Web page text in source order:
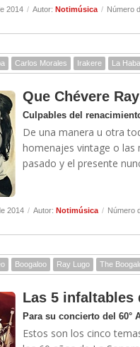
2014 / Autor: Notimúsica / Número
Carlos Morales Irakere La
Que Chévere
Culpables del
De una manera u otra
homenajes vintage o
pasado y el presente
2014 / Autor: Notimúsica / Número
Boogaloo Ray Lugo The
Las 5 infaltables
Para su concierto del 60°
Estos son los cinco